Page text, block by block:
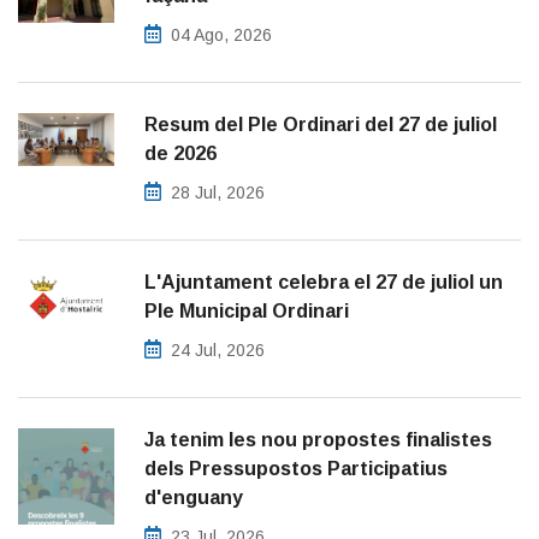
04 Ago, 2026
Resum del Ple Ordinari del 27 de juliol
de 2026
28 Jul, 2026
L'Ajuntament celebra el 27 de juliol un
Ple Municipal Ordinari
24 Jul, 2026
Ja tenim les nou propostes finalistes
dels Pressupostos Participatius
d'enguany